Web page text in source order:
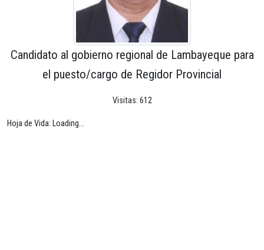
Candidato al gobierno regional de Lambayeque para
el puesto/cargo de Regidor Provincial
Visitas: 612
Hoja de Vida: Loading...